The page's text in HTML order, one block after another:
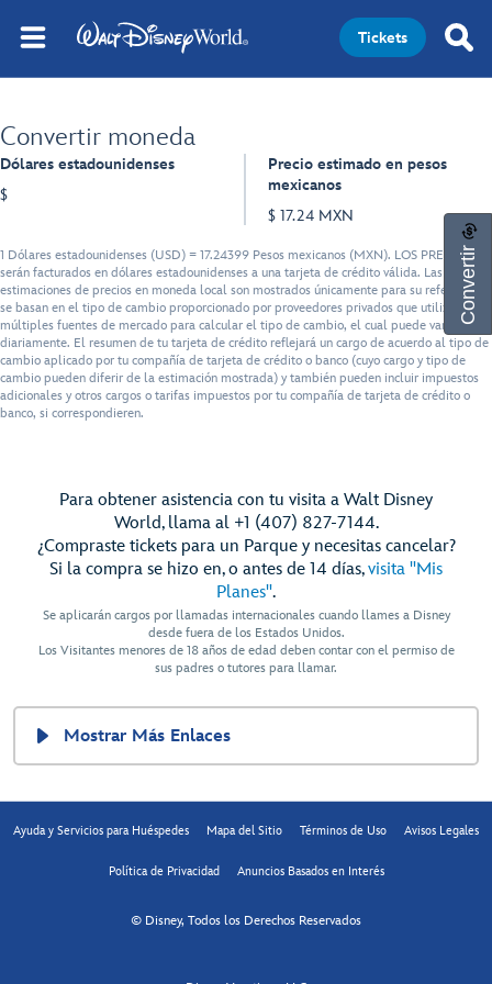
Tickets
Convertir
Convertir moneda
Dólares estadounidenses
$
Precio estimado en pesos
mexicanos
$ 17.24 MXN
1 Dólares estadounidenses (USD) = 17.24399 Pesos mexicanos (MXN). LOS PRECIOS
serán facturados en dólares estadounidenses a una tarjeta de crédito válida. Las
estimaciones de precios en moneda local son mostrados únicamente para su referencia, y
se basan en el tipo de cambio proporcionado por proveedores privados que utilizan
múltiples fuentes de mercado para calcular el tipo de cambio, el cual puede variar
diariamente. El resumen de tu tarjeta de crédito reflejará un cargo de acuerdo al tipo de
cambio aplicado por tu compañía de tarjeta de crédito o banco (cuyo cargo y tipo de
cambio pueden diferir de la estimación mostrada) y también pueden incluir impuestos
adicionales y otros cargos o tarifas impuestos por tu compañía de tarjeta de crédito o
banco, si correspondieren.
Para obtener asistencia con tu visita a Walt Disney
World, llama al +1 (407) 827-7144.
¿Compraste tickets para un Parque y necesitas cancelar?
Si la compra se hizo en, o antes de 14 días,visita "Mis
Planes".
Se aplicarán cargos por llamadas internacionales cuando llames a Disney
desde fuera de los Estados Unidos.
Los Visitantes menores de 18 años de edad deben contar con el permiso de
sus padres o tutores para llamar.
Mostrar Más Enlaces
Ayuda y Servicios para Huéspedes Mapa del Sitio Términos de Uso Avisos Legales
Política de Privacidad Anuncios Basados en Interés
© Disney, Todos los Derechos Reservados